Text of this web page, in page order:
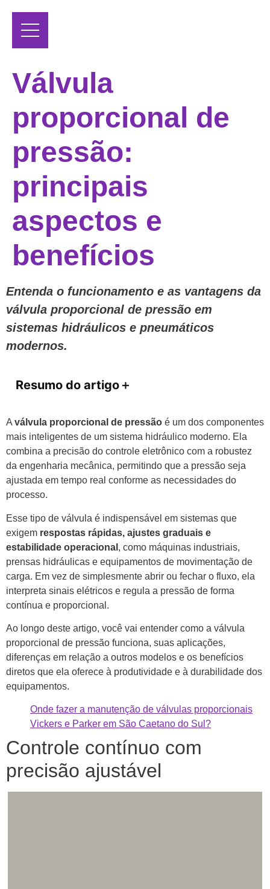
Válvula
proporcional de
pressão:
principais
aspectos e
benefícios
Entenda o funcionamento e as vantagens da
válvula proporcional de pressão em
sistemas hidráulicos e pneumáticos
modernos.
Resumo do artigo＋
A válvula proporcional de pressão é um dos componentes
mais inteligentes de um sistema hidráulico moderno. Ela
combina a precisão do controle eletrônico com a robustez
da engenharia mecânica, permitindo que a pressão seja
ajustada em tempo real conforme as necessidades do
processo.
Esse tipo de válvula é indispensável em sistemas que
exigem respostas rápidas, ajustes graduais e
estabilidade operacional , como máquinas industriais,
prensas hidráulicas e equipamentos de movimentação de
carga. Em vez de simplesmente abrir ou fechar o fluxo, ela
interpreta sinais elétricos e regula a pressão de forma
contínua e proporcional.
Ao longo deste artigo, você vai entender como a válvula
proporcional de pressão funciona, suas aplicações,
diferenças em relação a outros modelos e os benefícios
diretos que ela oferece à produtividade e à durabilidade dos
equipamentos.
Onde fazer a manutenção de válvulas proporcionais
Vickers e Parker em São Caetano do Sul?
Controle contínuo com
precisão ajustável